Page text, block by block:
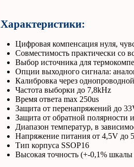
Характеристики:
Цифровая компенсация нуля,
Совместимость практически со
Выбор источника для
Опции выходного сигнала:
Калибровка через
Частота выборки до 7,8kHz
Время ответа max 250us
Защита от перенапряжений до
Защита от обратной полярности
Диапазон температур, в
Напряжение питания от 4,5V до
Тип корпуса SSOP16
Высокая точность (+-0,1%